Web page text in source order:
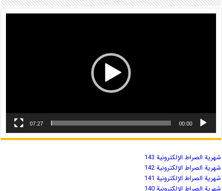
00:00
07:27
شهریة الصراط الإلكترونية 143
شهریة الصراط الإلكترونية 142
شهریة الصراط الإلكترونية 141
شهریة الصراط الإلكترونية 140